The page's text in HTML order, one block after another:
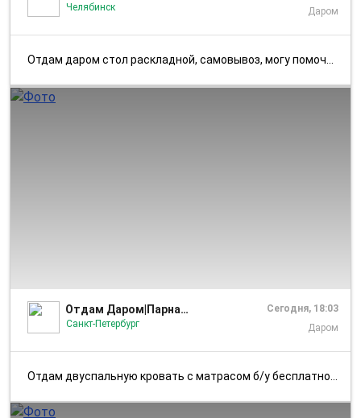
Челябинск
Даром
Отдам даром стол раскладной, самовывоз, могу помочь с загрузкой в авто...
Отдам Даром|Парнас Сити
Санкт-Петербург
Сегодня, 18:03
Даром
Отдам двуспальную кровать с матрасом б/у бесплатно, желательно в одни ...